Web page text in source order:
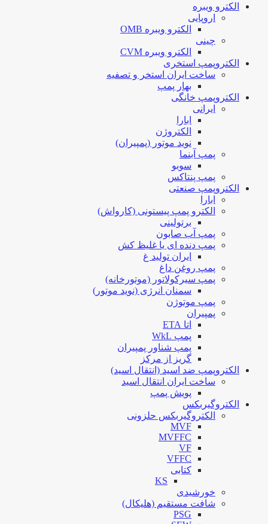
الکترو ویبره
اروپایی
الکترو ویبره OMB
چینی
الکترو ویبره CVM
الکتروپمپ استخری
ساخت ایران استخر و تصفیه
بهار پمپ
الکتروپمپ خانگی
ایرانی
ابارا
الکتروژن
نوید موتور (پمپیران)
پمپ آبنما
سوبو
پمپ پنتاکس
الکتروپمپ صنعتی
ابارا
الکترو پمپ پیستونی (کارواش)
برتولینی
پمپ آب صابون
پمپ دنده ای یا غلیظ کش
ایران تولید غ
پمپ روغن داغ
پمپ سیرکولاتور (موتورخانه)
سمنان انرژی (نوید موتور)
پمپ موتوژن
پمپیران
اتا ETA
پمپ WkL
پمپ شناور پمپیران
گریز از مرکز
الکتروپمپ ضد اسید (انتقال اسید)
ساخت ایران انتقال اسید
پویش پمپ
الکتروگیربکس
الکتروگیربکس حلزونی
MVF
MVFFC
VF
VFFC
کتابی
KS
خورشیدی
شافت مستقیم (هلیکال)
PSG